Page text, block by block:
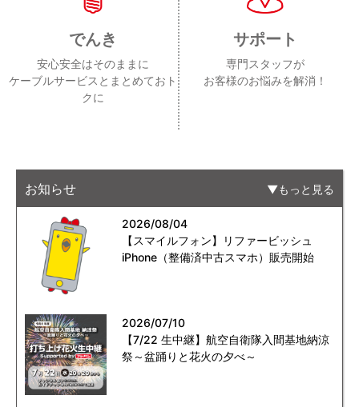
でんき
安心安全はそのままに
ケーブルサービスとまとめておト
クに
サポート
専門スタッフが
お客様のお悩みを解消！
お知らせ もっと見る
2026/08/04
【スマイルフォン】リファービッシュ
iPhone（整備済中古スマホ）販売開始
2026/07/10
【7/22 生中継】航空自衛隊入間基地納涼
祭～盆踊りと花火の夕べ～